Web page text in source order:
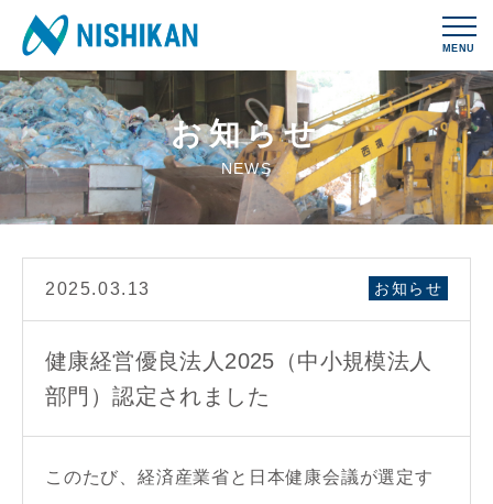
MENU
お知らせ
NEWS
2025.03.13 お知らせ
健康経営優良法人2025（中小規模法人
部門）認定されました
このたび、経済産業省と日本健康会議が選定す